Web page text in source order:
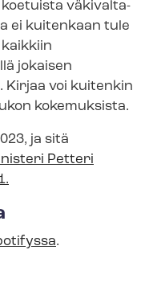
vä­ki­val­ta­
ei kuitenkaan tule
jokaisen
Kirjaa voi kuitenkin
kokemuksista.
ja sitä
Petteri
.